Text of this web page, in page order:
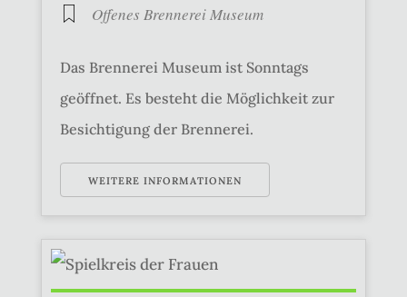
Offenes Brennerei Museum
Das Brennerei Museum ist Sonntags
geöffnet. Es besteht die Möglichkeit zur
Besichtigung der Brennerei.
WEITERE INFORMATIONEN